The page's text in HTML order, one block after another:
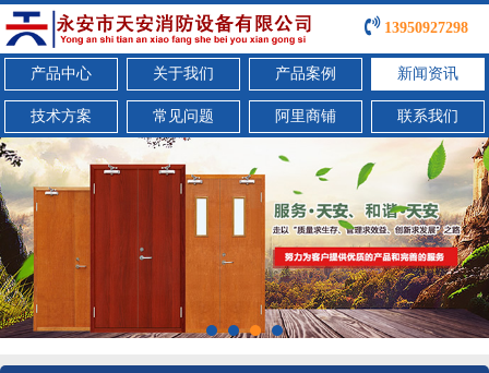
13950927298
产品中心 关于我们 产品案例 新闻资讯
技术方案 常见问题 阿里商铺 联系我们